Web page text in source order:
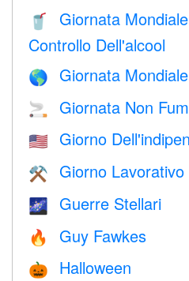
🥤
Giornata
Controllo Dell'alcool
🌎 Giornata
🚬 Giornata Non
🇺🇸 Giorno
⚒️ Giorno Lavorativo
🌌 Guerre Stellari
🔥 Guy Fawkes
🎃 Halloween